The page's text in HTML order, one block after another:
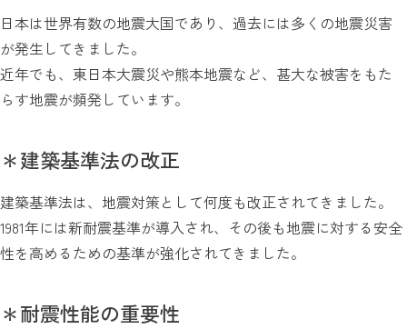
日本は世界有数の地震大国であり、過去には多くの地震災害
が発生してきました。
近年でも、東日本大震災や熊本地震など、甚大な被害をもた
らす地震が頻発しています。
＊建築基準法の改正
建築基準法は、地震対策として何度も改正されてきました。
1981年には新耐震基準が導入され、その後も地震に対する安全
性を高めるための基準が強化されてきました。
＊耐震性能の重要性